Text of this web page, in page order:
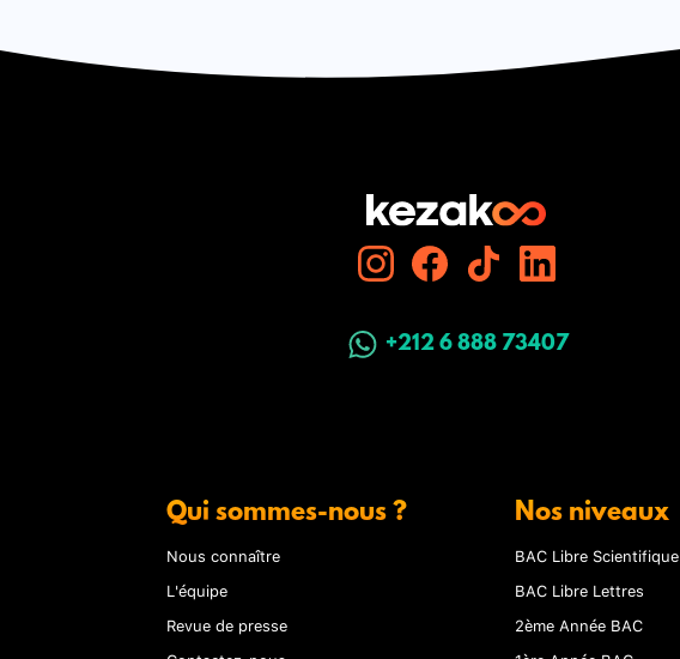
+212 6 888 73407
Qui sommes-nous ?
Nous connaître
L'équipe
Revue de presse
Nos niveaux
BAC Libre Scientifique
BAC Libre Lettres
2ème Année BAC